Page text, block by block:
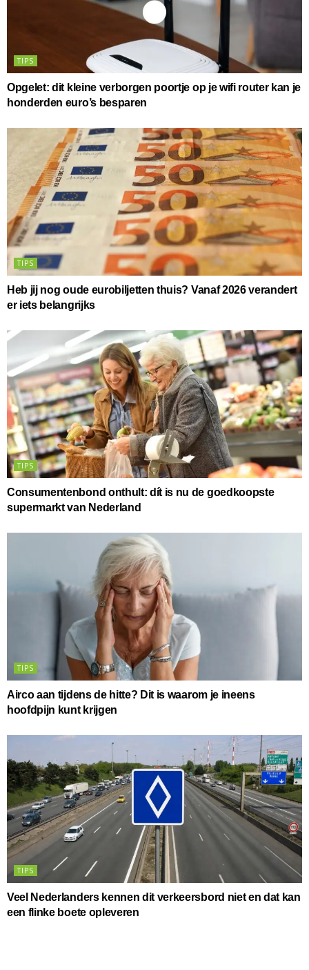
TIPS
Opgelet: dit kleine verborgen poortje op je wifi router kan je
honderden euro’s besparen
TIPS
Heb jij nog oude eurobiljetten thuis? Vanaf 2026 verandert
er iets belangrijks
TIPS
Consumentenbond onthult: dít is nu de goedkoopste
supermarkt van Nederland
TIPS
Airco aan tijdens de hitte? Dit is waarom je ineens
hoofdpijn kunt krijgen
TIPS
Veel Nederlanders kennen dit verkeersbord niet en dat kan
een flinke boete opleveren